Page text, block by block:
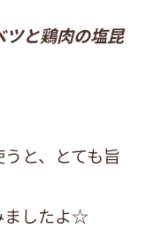
と鶏肉の塩昆
と、とても旨
ましたよ☆